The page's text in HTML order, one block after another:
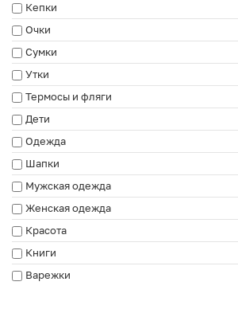
Кепки
Очки
Сумки
Утки
Термосы и фляги
Дети
Одежда
Шапки
Мужская одежда
Женская одежда
Красота
Книги
Варежки